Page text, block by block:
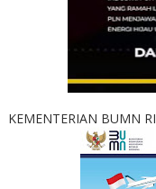
KEMENTERIAN BUMN RI